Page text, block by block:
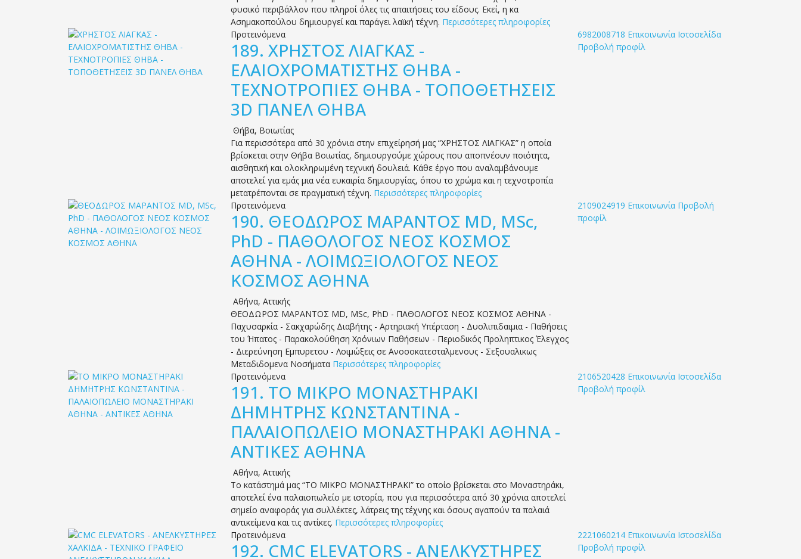
φυσικό περιβάλλον που πληροί όλες τις απαιτήσεις του είδους. Εκεί, η κα
Ασημακοπούλου δημιουργεί και παράγει λαϊκή τέχνη. Περισσότερες πληροφορίες
Προτεινόμενα
189. ΧΡΗΣΤΟΣ ΛΙΑΓΚΑΣ -
ΕΛΑΙΟΧΡΟΜΑΤΙΣΤΗΣ ΘΗΒΑ -
ΤΕΧΝΟΤΡΟΠΙΕΣ ΘΗΒΑ - ΤΟΠΟΘΕΤΗΣΕΙΣ
3D ΠΑΝΕΛ ΘΗΒΑ
Θήβα, Βοιωτίας
Για περισσότερα από 30 χρόνια στην επιχείρησή μας “ΧΡΗΣΤΟΣ ΛΙΑΓΚΑΣ” η οποία
βρίσκεται στην Θήβα Βοιωτίας, δημιουργούμε χώρους που αποπνέουν ποιότητα,
αισθητική και ολοκληρωμένη τεχνική δουλειά. Κάθε έργο που αναλαμβάνουμε
αποτελεί για εμάς μια νέα ευκαιρία δημιουργίας, όπου το χρώμα και η τεχνοτροπία
μετατρέπονται σε πραγματική τέχνη. Περισσότερες πληροφορίες
6982008718 Επικοινωνία Ιστοσελίδα
Προβολή προφίλ
Προτεινόμενα
190. ΘΕΟΔΩΡΟΣ ΜΑΡΑΝΤΟΣ MD, MSc,
PhD - ΠΑΘΟΛΟΓΟΣ ΝΕΟΣ ΚΟΣΜΟΣ
ΑΘΗΝΑ - ΛΟΙΜΩΞΙΟΛΟΓΟΣ ΝΕΟΣ
ΚΟΣΜΟΣ ΑΘΗΝΑ
Αθήνα, Αττικής
ΘΕΟΔΩΡΟΣ ΜΑΡΑΝΤΟΣ MD, MSc, PhD - ΠΑΘΟΛΟΓΟΣ ΝΕΟΣ ΚΟΣΜΟΣ ΑΘΗΝΑ -
Παχυσαρκία - Σακχαρώδης Διαβήτης - Αρτηριακή Υπέρταση - Δυσλιπιδαιμια - Παθήσεις
του Ήπατος - Παρακολούθηση Χρόνιων Παθήσεων - Περιοδικός Προληπτικος Έλεγχος
- Διερεύνηση Εμπυρετου - Λοιμώξεις σε Ανοσοκατεσταλμενους - Σεξουαλικως
Μεταδιδομενα Νοσήματα Περισσότερες πληροφορίες
2109024919 Επικοινωνία Προβολή
προφίλ
Προτεινόμενα
191. ΤΟ ΜΙΚΡΟ ΜΟΝΑΣΤΗΡΑΚΙ
ΔΗΜΗΤΡΗΣ ΚΩΝΣΤΑΝΤΙΝΑ -
ΠΑΛΑΙΟΠΩΛΕΙΟ ΜΟΝΑΣΤΗΡΑΚΙ ΑΘΗΝΑ -
ΑΝΤΙΚΕΣ ΑΘΗΝΑ
Αθήνα, Αττικής
Το κατάστημά μας “ΤΟ ΜΙΚΡΟ ΜΟΝΑΣΤΗΡΑΚΙ” το οποίο βρίσκεται στο Μοναστηράκι,
αποτελεί ένα παλαιοπωλείο με ιστορία, που για περισσότερα από 30 χρόνια αποτελεί
σημείο αναφοράς για συλλέκτες, λάτρεις της τέχνης και όσους αγαπούν τα παλαιά
αντικείμενα και τις αντίκες. Περισσότερες πληροφορίες
2106520428 Επικοινωνία Ιστοσελίδα
Προβολή προφίλ
Προτεινόμενα
192. CMC ELEVATORS - ΑΝΕΛΚΥΣΤΗΡΕΣ
2221060214 Επικοινωνία Ιστοσελίδα
Προβολή προφίλ